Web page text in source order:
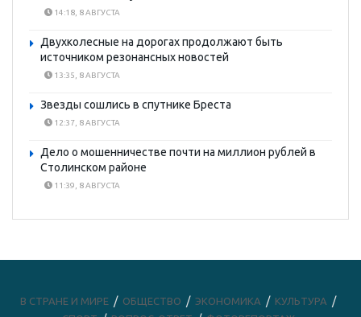
14:18, 8 АВГУСТА
Двухколесные на дорогах продолжают быть
источником резонансных новостей
13:35, 8 АВГУСТА
Звезды сошлись в спутнике Бреста
12:37, 8 АВГУСТА
Дело о мошенничестве почти на миллион рублей в
Столинском районе
11:39, 8 АВГУСТА
В СТРАНЕ И МИРЕ ОБЩЕСТВО ЭКОНОМИКА
КУЛЬТУРА